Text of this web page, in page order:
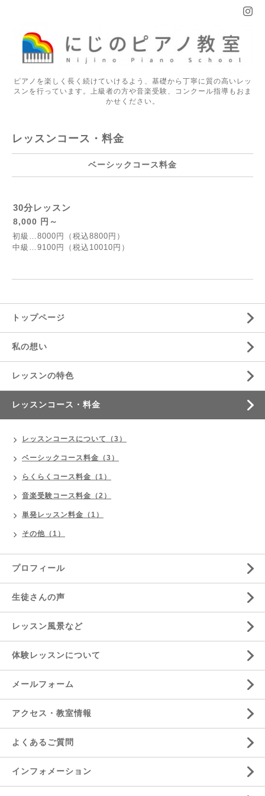
ピアノを楽しく長く続けていけるよう、基礎から丁寧に質の高いレッ
スンを行っています。上級者の方や音楽受験、コンクール指導もおま
かせください。
レッスンコース・料金
ベーシックコース料金
30分レッスン
8,000 円～
初級…8000円（税込8800円）
中級…9100円（税込10010円）
トップページ
私の想い
レッスンの特色
レッスンコース・料金
レッスンコースについて（3）
ベーシックコース料金（3）
らくらくコース料金（1）
音楽受験コース料金（2）
単発レッスン料金（1）
その他（1）
プロフィール
生徒さんの声
レッスン風景など
体験レッスンについて
メールフォーム
アクセス・教室情報
よくあるご質問
インフォメーション